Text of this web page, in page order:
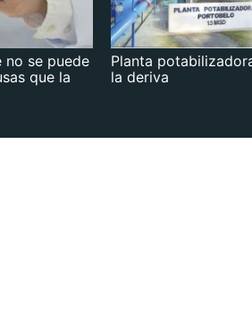
no se puede
que la
Planta
la deriva